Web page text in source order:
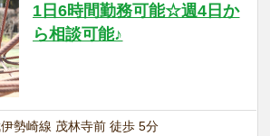
1日6時間勤務可能☆週4日か
ら相談可能♪
勢崎線 茂林寺前 徒歩 5分